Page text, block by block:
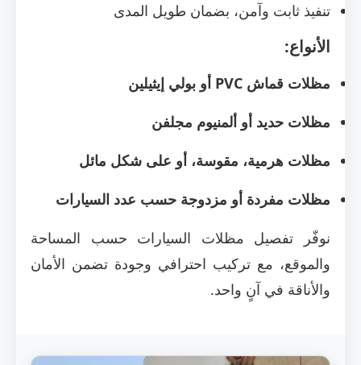
تنفيذ ثابت وآمن، بضمان طويل المدى
الأنواع:
مظلات قماش PVC أو بولي إيثيلين
مظلات حديد أو ألمنيوم مجلفن
مظلات هرمية، مقوسة، أو على شكل مائل
مظلات مفردة أو مزدوجة حسب عدد السيارات
نوفّر تفصيل مظلات السيارات حسب المساحة
والموقع، مع تركيب احترافي وجودة تضمن الأمان
والأناقة في آنٍ واحد.